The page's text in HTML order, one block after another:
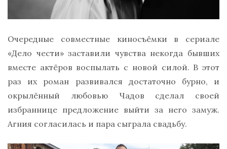
Очередные совместные киносъёмки в сериале
«Дело чести» заставили чувства некогда бывших
вместе актёров воспылать с новой силой. В этот
раз их роман развивался достаточно бурно, и
окрылённый любовью Чадов сделал своей
избраннице предложение выйти за него замуж.
Агния согласилась и пара сыграла свадьбу.